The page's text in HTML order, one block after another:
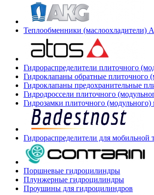
Теплообменники (маслоохладители)
Гидрораспределители плиточного
Гидроклапаны обратные плиточного
Гидроклапаны предохранительные
Гидродроссели плиточного
Гидрозамки плиточного
Гидрораспределители для мобильной
Поршневые гидроцилиндры
Плунжерные гидроцилиндры
Проушины для гидроцилиндров